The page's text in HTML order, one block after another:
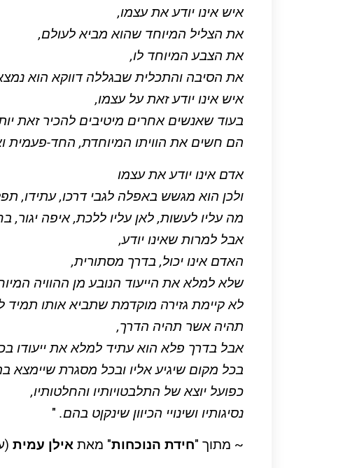
איש אינו יודע את עצמו,
את הצליל המיוחד שהוא מביא לעולם,
את הצבע המיוחד לו,
את הסיבה והתכלית שבגללה דווקא הוא
איש אינו יודע זאת על עצמו,
בעוד שאנשים אחרים מיטיבים להכיר זאת
הם חשים את הוויתו המיוחדת, החד-פעמית
אדם אינו יודע את עצמו
ולכן הוא מגשש באפלה לגבי דרכו, עתידו,
מה עליו לעשות, לאן עליו ללכת, איפה יגור,
אבל למרות שאינו יודע,
האדם אינו יכול, בדרך מסתורית,
שלא למלא את הייעוד הנובע מן ההוויה
לא קיימת גזירה מוקדמת שתביא אותו תמיד
תהיה אשר תהיה הדרך,
אבל בדרך פלא הוא עתיד למלא את ייעודו
בכל מקום שיגיע אליו ובכל מסגרת שיימצא
כפועל יוצא של התלבטויותיו והחלטותיו,
נסיגותיו ושינויי הכיוון שינקןט בהם. "
~ מתוך "חידת הנוכחות" מאת אילן עמית